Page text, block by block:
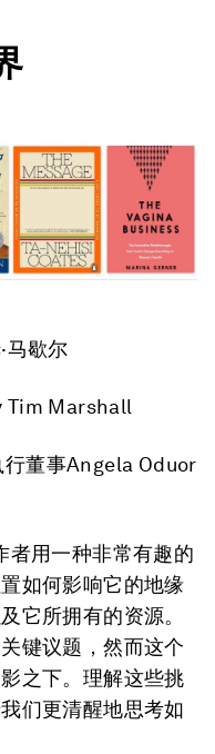
马歇尔
Tim Marshall
董事Angela Oduor
者用一种非常有趣的
如何影响它的地缘
它所拥有的资源。
键议题，然而这个
之下。理解这些挑
们更清醒地思考如